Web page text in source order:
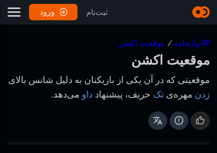
ثبت‌نام ورود
واژه‌نامه / موقعیت اکشن
موقعیت اکشن
موقعیتی که در آن یکی از بازیکنان به دلیل شانس بالای
زدن مهره‌ی تک حریف، پیشنهاد داو می‌دهد.